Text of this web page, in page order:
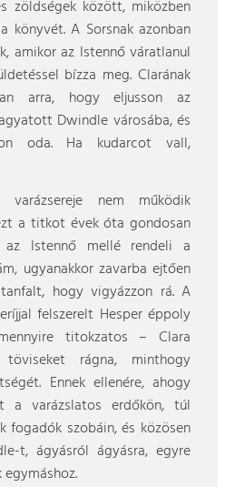
zöldségek között, miközben
könyvét. A Sorsnak azonban
amikor az Istennő váratlanul
bízza meg. Clarának
arra, hogy eljusson az
Dwindle városába, és
oda. Ha kudarcot vall,
varázsereje nem működik
a titkot évek óta gondosan
az Istennő mellé rendeli a
ugyanakkor zavarba ejtően
hogy vigyázzon rá. A
felszerelt Hesper éppoly
titokzatos – Clara
rágna, minthogy
Ennek ellenére, ahogy
a varázslatos erdőkön, túl
fogadók szobáin, és közösen
t, ágyásról ágyásra, egyre